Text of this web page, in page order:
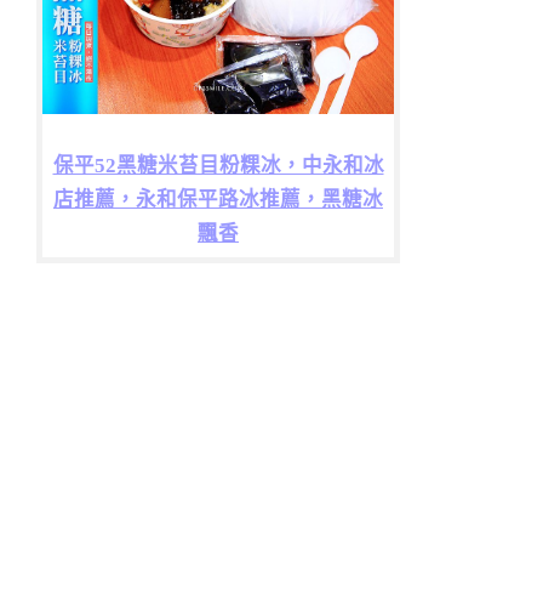
保平52黑糖米苔目粉粿冰，中永和冰
店推薦，永和保平路冰推薦，黑糖冰
飄香